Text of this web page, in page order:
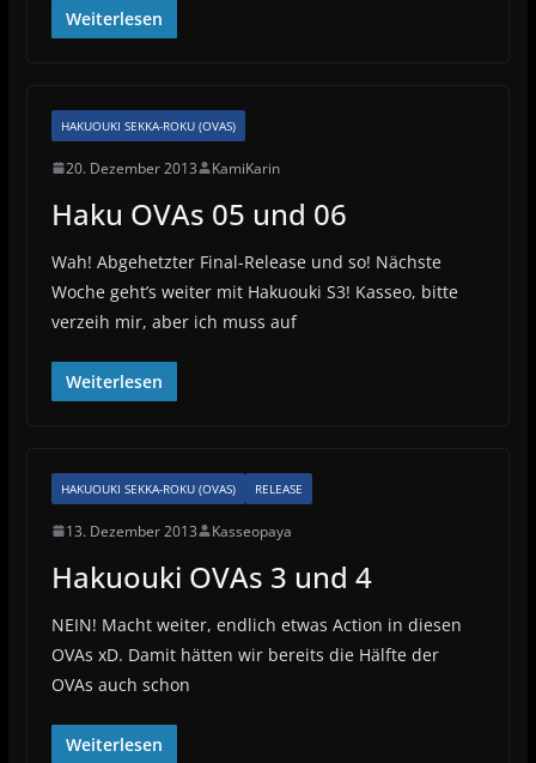
Weiterlesen
HAKUOUKI SEKKA-ROKU (OVAS)
20. Dezember 2013 KamiKarin
Haku OVAs 05 und 06
Wah! Abgehetzter Final-Release und so! Nächste
Woche geht’s weiter mit Hakuouki S3! Kasseo, bitte
verzeih mir, aber ich muss auf
Weiterlesen
HAKUOUKI SEKKA-ROKU (OVAS) RELEASE
13. Dezember 2013 Kasseopaya
Hakuouki OVAs 3 und 4
NEIN! Macht weiter, endlich etwas Action in diesen
OVAs xD. Damit hätten wir bereits die Hälfte der
OVAs auch schon
Weiterlesen